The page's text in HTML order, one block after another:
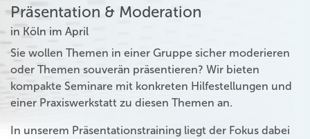
Präsentation & Moderation
in Köln im April
Sie wollen Themen in einer Gruppe sicher moderieren
oder Themen souverän präsentieren? Wir bieten
kompakte Seminare mit konkreten Hilfestellungen und
einer Praxiswerkstatt zu diesen Themen an.
In unserem Präsentationstraining liegt der Fokus dabei